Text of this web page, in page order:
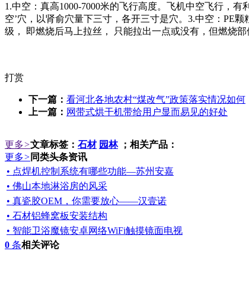
1.中空：真高1000-7000米的飞行高度。飞机中空飞行，
空’穴，以肾俞穴量下三寸，各开三寸是穴。3.中空：PE颗
级， 即燃烧后马上拉丝， 只能拉出一点或没有，但燃烧
打赏
下一篇： 看河北各地农村“煤改气”政策落实情况如何
上一篇： 网带式烘干机带给用户显而易见的好处
更多>文章标签： 石材 园林；相关产品：
更多> 同类头条资讯
• 点焊机控制系统有哪些功能—苏州安嘉
• 佛山本地淋浴房的风采
• 真瓷胶OEM，你需要放心——汉壹诺
• 石材铝蜂窝板安装结构
• 智能卫浴魔镜安卓网络WiFi触摸镜面电视
0 条相关评论